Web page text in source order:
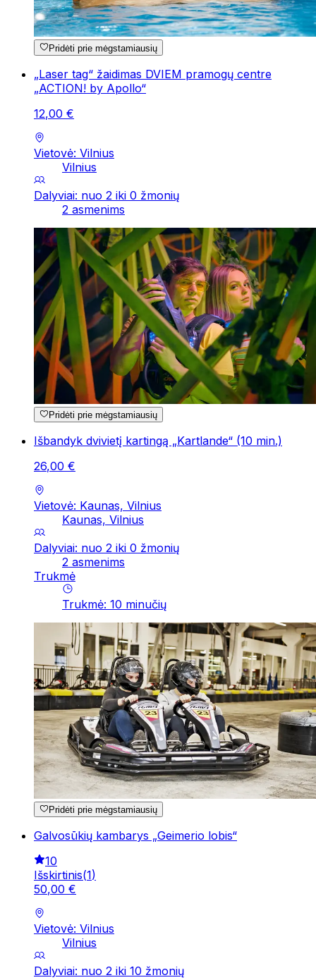
Pridėti prie mėgstamiausių
„Laser tag“ žaidimas DVIEM pramogų centre
„ACTION! by Apollo“
12,00 €
Vietovė: Vilnius
Vilnius
Dalyviai: nuo 2 iki 0 žmonių
2 asmenims
Pridėti prie mėgstamiausių
Išbandyk dvivietį kartingą „Kartlande“ (10 min.)
26,00 €
Vietovė: Kaunas, Vilnius
Kaunas, Vilnius
Dalyviai: nuo 2 iki 0 žmonių
2 asmenims
Trukmė
Trukmė: 10 minučių
Pridėti prie mėgstamiausių
Galvosūkių kambarys „Geimerio lobis“
10
Išskirtinis(1)
50,00 €
Vietovė: Vilnius
Vilnius
Dalyviai: nuo 2 iki 10 žmonių